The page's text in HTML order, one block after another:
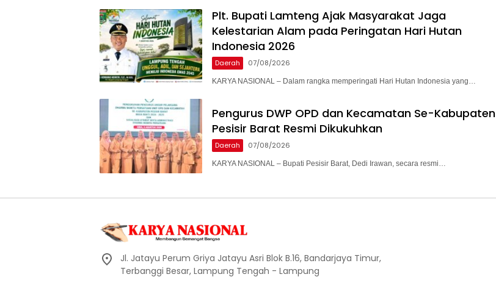
Plt. Bupati Lamteng Ajak Masyarakat Jaga
Kelestarian Alam pada Peringatan Hari Hutan
Indonesia 2026
Daerah 07/08/2026
KARYA NASIONAL – Dalam rangka memperingati Hari Hutan Indonesia yang…
Pengurus DWP OPD dan Kecamatan Se-Kabupaten
Pesisir Barat Resmi Dikukuhkan
Daerah 07/08/2026
KARYA NASIONAL – Bupati Pesisir Barat, Dedi Irawan, secara resmi…
Jl. Jatayu Perum Griya Jatayu Asri Blok B.16, Bandarjaya Timur,
Terbanggi Besar, Lampung Tengah - Lampung